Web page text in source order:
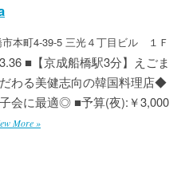
本町4-39-5 三光４丁目ビル １Ｆ
■【京成船橋駅3分】えごま
わる美健志向の韓国料理店◆
会に最適◎ ■予算(夜):￥3,000
More »